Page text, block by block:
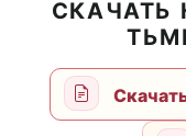
СКАЧАТЬ